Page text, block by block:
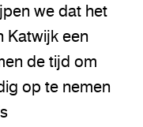
we dat het
Katwijk een
de tijd om
op te nemen